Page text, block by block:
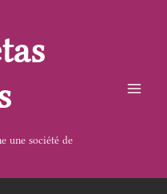
une société de